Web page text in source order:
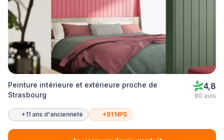
Peinture intérieure et extérieure proche de
Strasbourg
4,8
80 avis
+11 ans d'ancienneté +91 NPS